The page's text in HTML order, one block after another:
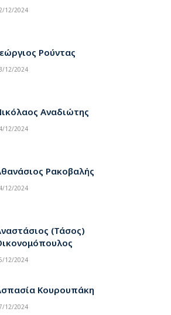
12/2024
Ρούντας
12/2024
Αναδιώτης
12/2024
Ρακοβαλής
12/2024
(Τάσος)
12/2024
Κουρουπάκη
12/2024